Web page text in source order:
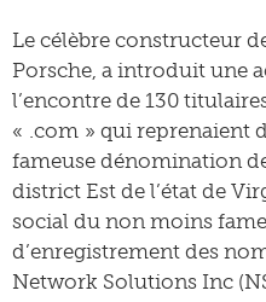
Le célèbre constructeur
Porsche, a introduit une
l’encontre de 130
« .com » qui reprenaient
fameuse dénomination
district Est de l’état de
social du non moins
d’enregistrement des
Network Solutions Inc